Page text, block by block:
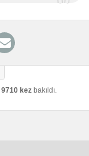
9710 kez bakıldı.